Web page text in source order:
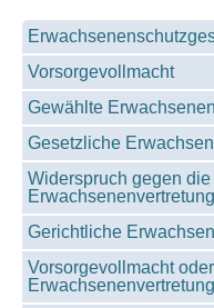
Vorsorgevollmacht
Gewählte
Gesetzliche
Widerspruch gegen
Erwachsenenvertretung
Gerichtliche
Vorsorgevollmacht